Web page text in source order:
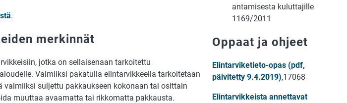
.
merkinnät
jotka on sellaise­naan tarkoitettu
Valmiiksi pakatulla elintarvikkeella tarkoitetaan
valmiiksi suljettu pakkaukseen kokonaan tai osittain
muuttaa avaamatta tai rikkomatta pakkausta.
antamisesta kuluttajille
1169/2011
Oppaat ja ohjeet
Elintarviketieto-opas (pdf,
päivitetty 9.4.2019),17068
Elintarvikkeista annettavat